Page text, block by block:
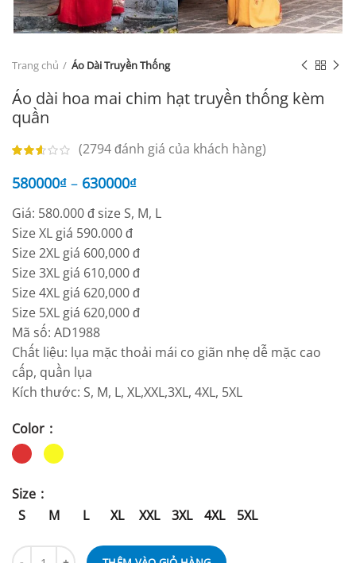
Trang chủ Áo Dài Truyền Thống
Áo dài hoa mai chim hạt truyền thống kèm
quần
(2794đánh giá của khách hàng)
580000₫ – 630000₫
Giá: 580.000 đ size S, M, L
Size XL giá 590.000 đ
Size 2XL giá 600,000 đ
Size 3XL giá 610,000 đ
Size 4XL giá 620,000 đ
Size 5XL giá 620,000 đ
Mã số: AD1988
Chất liệu: lụa mặc thoải mái co giãn nhẹ dễ mặc cao
cấp, quần lụa
Kích thước: S, M, L, XL,XXL,3XL, 4XL, 5XL
Color
Size
S
M L XL XXL 3XL 4XL 5XL